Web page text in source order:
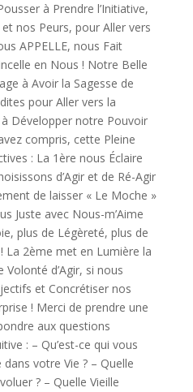
à Prendre l’Initiative,
nos Peurs, pour Aller vers
APPELLE, nous Fait
en Nous ! Notre Belle
à Avoir la Sagesse de
pour Aller vers la
Développer notre Pouvoir
compris, cette Pleine
: La 1ère nous Éclaire
d’Agir et de Ré-Agir
de laisser « Le Moche »
Juste avec Nous-m’Aime
plus de Légèreté, plus de
La 2ème met en Lumière la
d’Agir, si nous
et Concrétiser nos
! Merci de prendre une
aux questions
: – Qu’est-ce qui vous
dans votre Vie ? – Quelle
? – Quelle Vieille